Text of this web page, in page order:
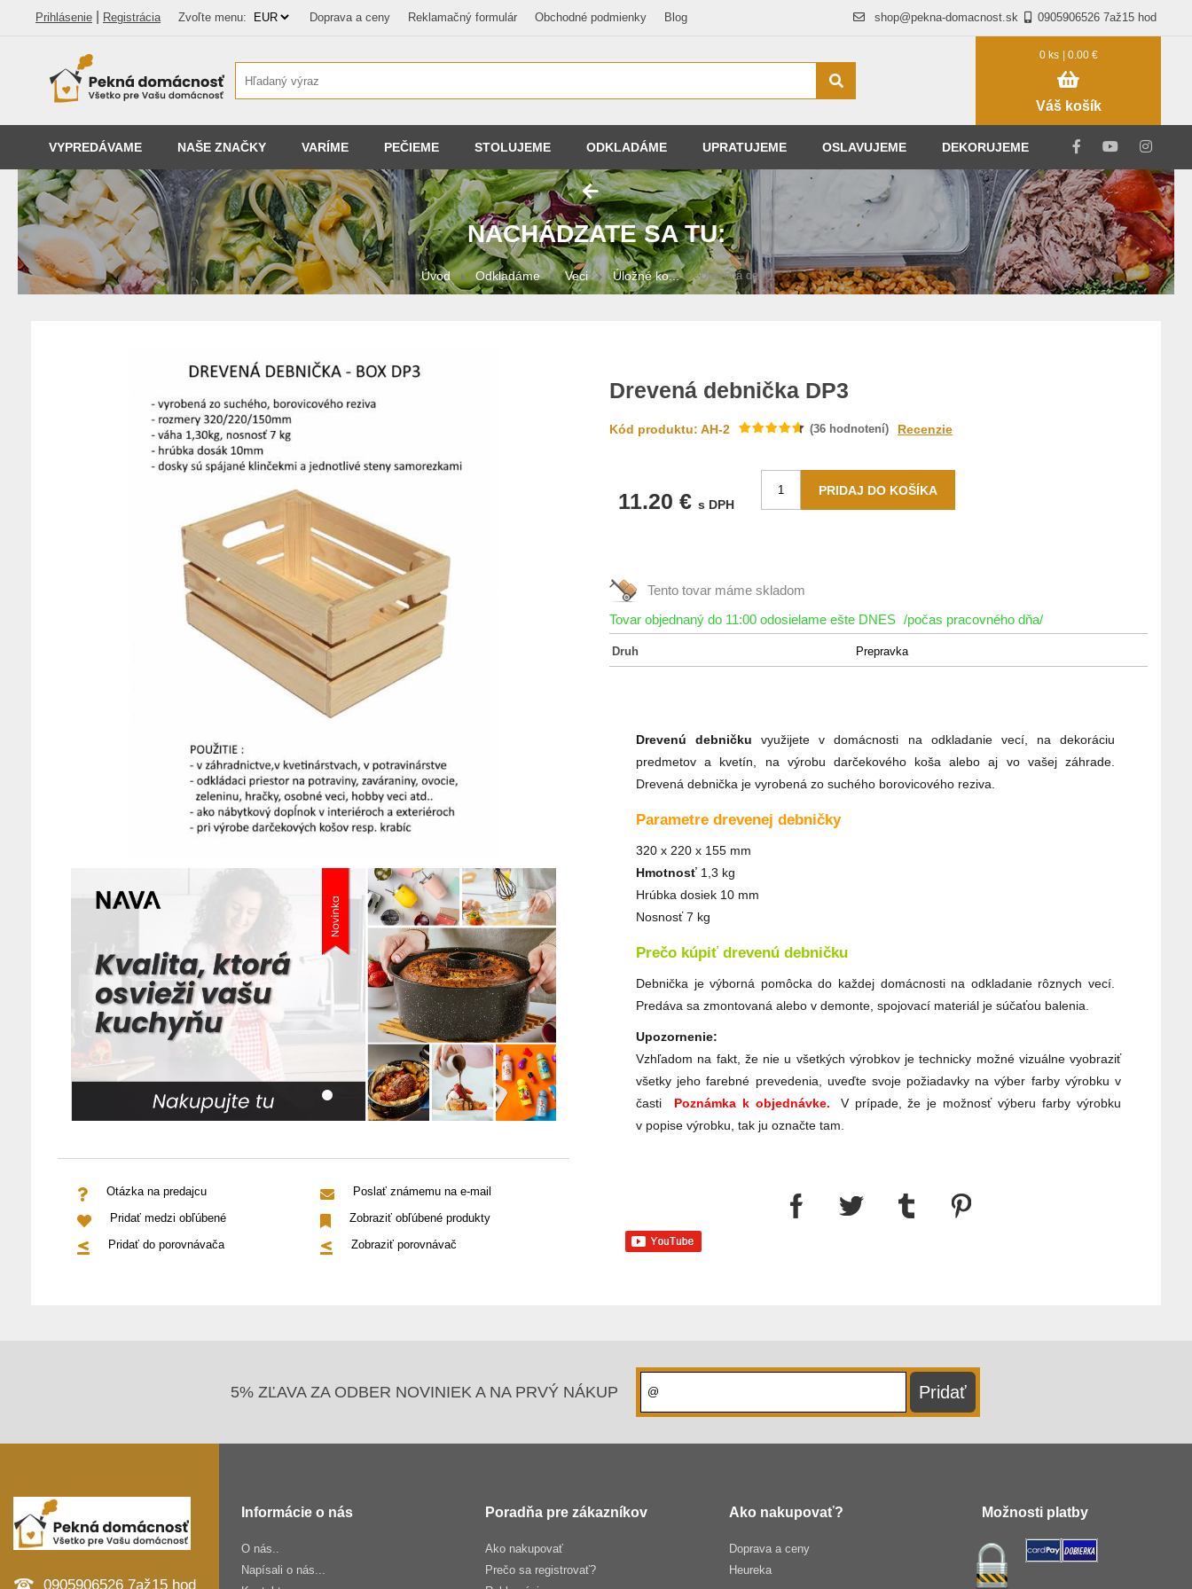
Prihlásenie Registrácia Zvoľte menu: Doprava a ceny Reklamačný formulár Obchodné podmienky Blog 0905906526 7až15 hod
shop@pekna-domacnost.sk
0 ks | 0.00 €
Váš košík
VYPREDÁVAME NAŠE ZNAČKY VARÍME PEČIEME STOLUJEME ODKLADÁME UPRATUJEME OSLAVUJEME DEKORUJEME
NACHÁDZATE SA TU:
Úvod Odkladáme Veci Úložné ko... Drevená deb...
Otázka na predajcu
Poslať známemu na e-mail
Pridať medzi obľúbené
Zobraziť obľúbené produkty
Pridať do porovnávača
Zobraziť porovnávač
Drevená debnička DP3
Kód produktu: AH-2 (36 hodnotení) Recenzie
11.20 € s DPH
Tento tovar máme skladom
Tovar objednaný do 11:00 odosielame ešte DNES /počas pracovného dňa/
Druh Prepravka
Drevenú debničku využijete v domácnosti na odkladanie vecí, na dekoráciu
predmetov a kvetín, na výrobu darčekového koša alebo aj vo vašej záhrade.
Drevená debnička je vyrobená zo suchého borovicového reziva.
Parametre drevenej debničky
320 x 220 x 155 mm
Hmotnosť 1,3 kg
Hrúbka dosiek 10 mm
Nosnosť 7 kg
Prečo kúpiť drevenú debničku
Debnička je výborná pomôcka do každej domácnosti na odkladanie rôznych vecí.
Predáva sa zmontovaná alebo v demonte, spojovací materiál je súčaťou balenia.
Upozornenie:
Vzhľadom na fakt, že nie u všetkých výrobkov je technicky možné vizuálne vyobraziť
všetky jeho farebné prevedenia, uveďte svoje požiadavky na výber farby výrobku v
časti Poznámka k objednávke.
V prípade, že je možnosť výberu farby výrobku
v popise výrobku, tak ju označte tam.
5% ZĽAVA ZA ODBER NOVINIEK A NA PRVÝ NÁKUP
0905906526 7až15 hod
Informácie o nás
O nás..
Napísali o nás...
Poradňa pre zákazníkov
Ako nakupovať
Prečo sa registrovať?
Ako nakupovať?
Doprava a ceny
Heureka
Možnosti platby